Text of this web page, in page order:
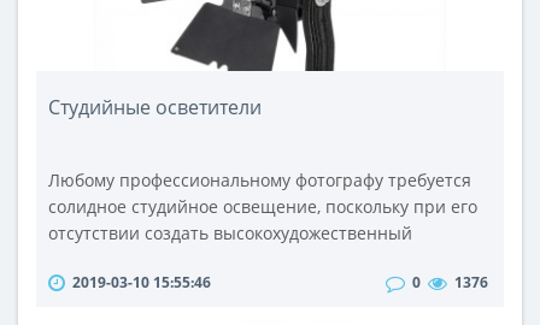
Студийные осветители
Любому профессиональному фотографу требуется
солидное студийное освещение, поскольку при его
отсутствии создать высокохудожественный
фотографов, которым для нормальной работы уже
2019-03-10 15:55:46 0 1376